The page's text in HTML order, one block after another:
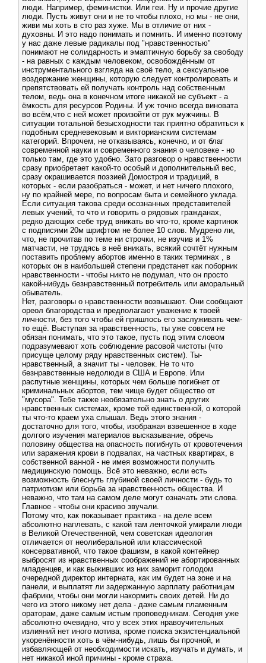
люди. Например, феминистки. Или геи. Ну и прочие другие
люди. Пусть живут они и не то чтобы плохо, но мы - не они,
живи мы хоть в сто раз хуже. Мы в отличие от них -
духовны. И это надо понимать и помнить. И именно поэтому
у нас даже левые радикалы под "нравственностью"
понимают не солидарность и эмаптичную борьбу за свободу
- на равных с каждым человеком, освобождённым от
инструментального взгляда на своё тело, а сексуальное
воздержание женщины, которую следует контролировать и
препятствовать ей получать контроль над собственным
телом, ведь она в конечном итоге никакой не субъект - а
ёмкость для ресурсов Родины. И уж точно всегда виновата
во всём,что с ней может произойти от рук мужчины. В
ситуации тотальной безысходности так приятно обратиться к
подобным средневековым и викторианским системам
категорий. Впрочем, не отказываясь, конечно, и от благ
современной науки и современного знания о человеке - но
только там, где это удобно. Зато разговор о нравственности
сразу приобретает какой-то особый и дополнительный вес,
сразу окрашивается поэзией Домостроя и традиций, в
которых - если разобраться - может, и нет ничего плохого,
ну по крайней мере, по вопросам быта и семейного уклада.
Если ситуация такова среди осознанных представителей
левых учений, то что и говорить о рядовых гражданах,
редко дающих себе труд вникать во что-то, кроме картинок
с подписями 20м шрифтом не более 10 слов. Мудрено ли,
что, не прочитав по теме ни строчки, не изучив и 1%
матчасти, не трудясь в неё вникать, всякий сочтёт нужным
поставить проблему абортов именно в таких терминах , в
которых он в наибольшей степени предстанет как поборник
нравственности - чтобы никто не подумал, что он просто
какой-нибудь безнравственный потребитель или аморальный
обыватель.
Нет, разговоры о нравственности возвышают. Они сообщают
ореол благородства и предполагают уважение к твоей
личности, без того чтобы ей пришлось его заслуживать чем-
то ещё. Выступая за нравственность, ты уже совсем не
обязан понимать, что это такое, пусть под этим словом
подразумевают хоть соблюдение расовой чистоты (что
присуще целому ряду нравственных систем). Ты-
нравственный, а значит ты - человек. Не то что
безнравственные недолюди в США и Европе. Или
распутные женщины, которых чем больше погибнет от
криминальных абортов, тем чище будет общество от
"мусора". Тебе также необязательно знать о других
нравственных системах, кроме той единственной, о которой
ты что-то краем уха слышал. Ведь этого знания -
достаточно для того, чтобы, изображая взвешенное в ходе
долгого изучения материалов высказывание, обречь
половину общества на опасность погибнуть от кровотечения
или заражения крови в подвалах, на частных квартирах, в
собственной ванной - не имея возможности получить
медицинскую помощь. Всё это неважно, если есть
возможность блеснуть глубиной своей личности - будь то
патриотизм или борьба за нравственность общества. И
неважно, что там на самом деле могут означать эти слова.
Главное - чтобы они красиво звучали.
Потому что, как показывает практика - на деле всем
абсолютно наплевать, с какой там ленточкой умирали люди
в Великой Отечественной, чем советская идеология
отличается от неолиберальной или классической
консервативной, что такое фашизм, в какой контейнер
выбросят из нравственных соображений не абортированных
младенцев, и как выживших из них заморит голодом
очередной директор интерната, как им будет на зоне и на
панели, и выплатят ли задержанную зарплату работницам
фабрики, чтобы они могли накормить своих детей. Ни до
чего из этого никому нет дела - даже самым пламенным
ораторам, даже самым истым проповедникам. Сегодня уже
абсолютно очевидно, что у всех этих нравоучительных
излияний нет иного мотива, кроме поиска экзистенциальной
укоренённости хоть в чём-нибудь, лишь бы прочной, и
избавляющей от необходимости искать, изучать и думать, и
нет никакой иной причины - кроме страха.